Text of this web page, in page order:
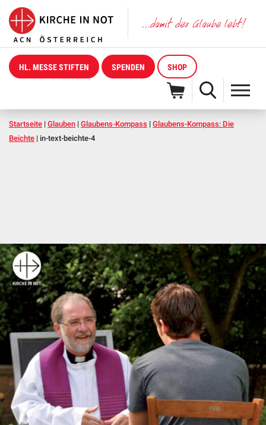
HL. MESSE STIFTEN SPENDEN SHOP
Startseite | Glauben | Glaubens-Kompass | Glaubens-Kompass: Die
Beichte | in-text-beichte-4